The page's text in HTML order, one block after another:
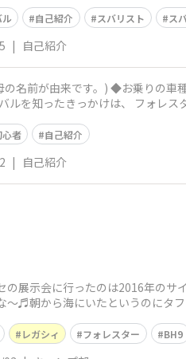
自己紹介 スバリスト ス
| 自己紹介
名前が由来です。) ◆お乗りの
ルを知ったきっかけは、 フォレ
心者 自己紹介
| 自己紹介
の展示会に行ったのは2016年の
〜♬朝から海にいたというのにタ
レガシィ フォレスター BH9